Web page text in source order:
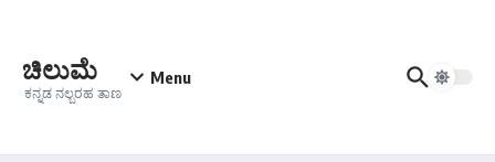
ಚಿಲುಮೆ
ಕನ್ನಡ ನಲ್ಬರಹ ತಾಣ
Menu